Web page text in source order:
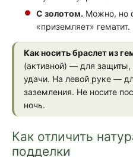
С золотом. Можно, но
«приземляет» гематит.
Как носить браслет из
(активной) — для защиты,
удачи. На левой руке —
заземления. Не носите
ночь.
Как отличить
подделки